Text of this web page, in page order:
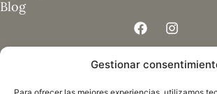
Gestionar
Av. de la Farga, 95 – BANYOLES
Blog